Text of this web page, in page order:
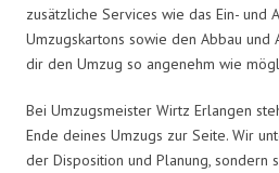
zusätzliche Services wie das Ein- und
Umzugskartons sowie den Abbau und
dir den Umzug so angenehm wie
Bei Umzugsmeister Wirtz Erlangen
Ende deines Umzugs zur Seite. Wir
der Disposition und Planung, sondern